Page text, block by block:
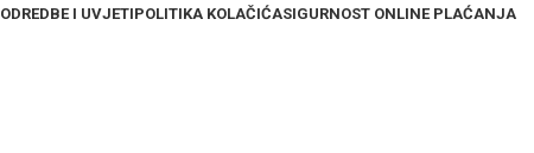
ODREDBE I UVJETIPOLITIKA KOLAČIĆASIGURNOST ONLINE PLAĆANJA